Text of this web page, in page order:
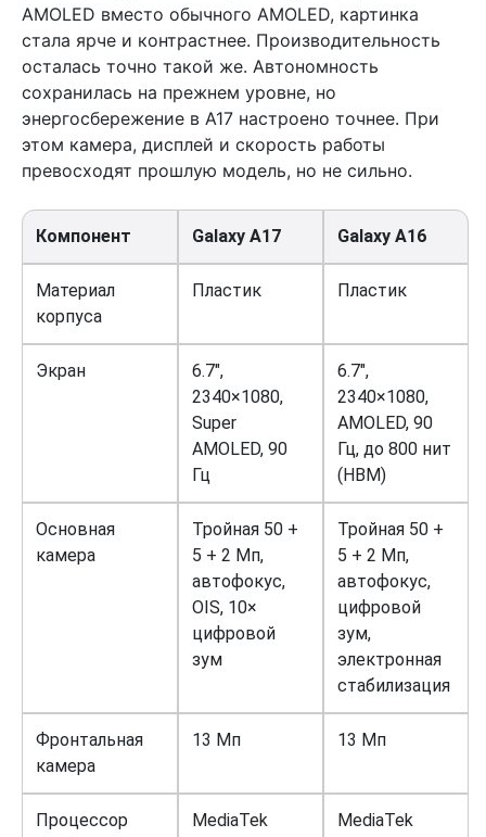
AMOLED вместо обычного AMOLED, картинка
стала ярче и контрастнее. Производительность
осталась точно такой же. Автономность
сохранилась на прежнем уровне, но
энергосбережение в A17 настроено точнее. При
этом камера, дисплей и скорость работы
превосходят прошлую модель, но не сильно.
Компонент Galaxy A17 Galaxy A16
Материал
корпуса
Пластик Пластик
Экран
6.7″,
2340×1080,
Super
AMOLED, 90
Гц
6.7″,
2340×1080,
AMOLED, 90
Гц, до 800 нит
(HBM)
Основная
камера
Тройная 50 +
5 + 2 Мп,
автофокус,
OIS, 10×
цифровой
зум
Тройная 50 +
5 + 2 Мп,
автофокус,
цифровой
зум,
электронная
стабилизация
Фронтальная
камера
13 Мп 13 Мп
Процессор
MediaTek
MediaTek